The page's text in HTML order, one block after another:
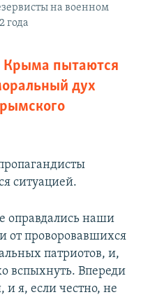
на военном
года
Крыма пытаются
дух
ситуацией.
оправдались наши
от проворовавшихся
патриотов, и,
вспыхнуть. Впереди
я, если честно, не